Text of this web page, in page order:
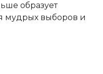
образует
мудрых выборов и